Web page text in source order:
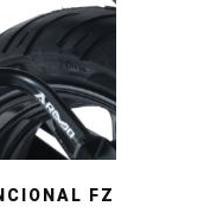
FZ